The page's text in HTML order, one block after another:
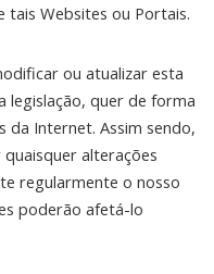
tais Websites ou Portais.
ou atualizar esta
legislação, quer de forma
da Internet. Assim sendo,
alterações
regularmente o nosso
poderão afetá-lo